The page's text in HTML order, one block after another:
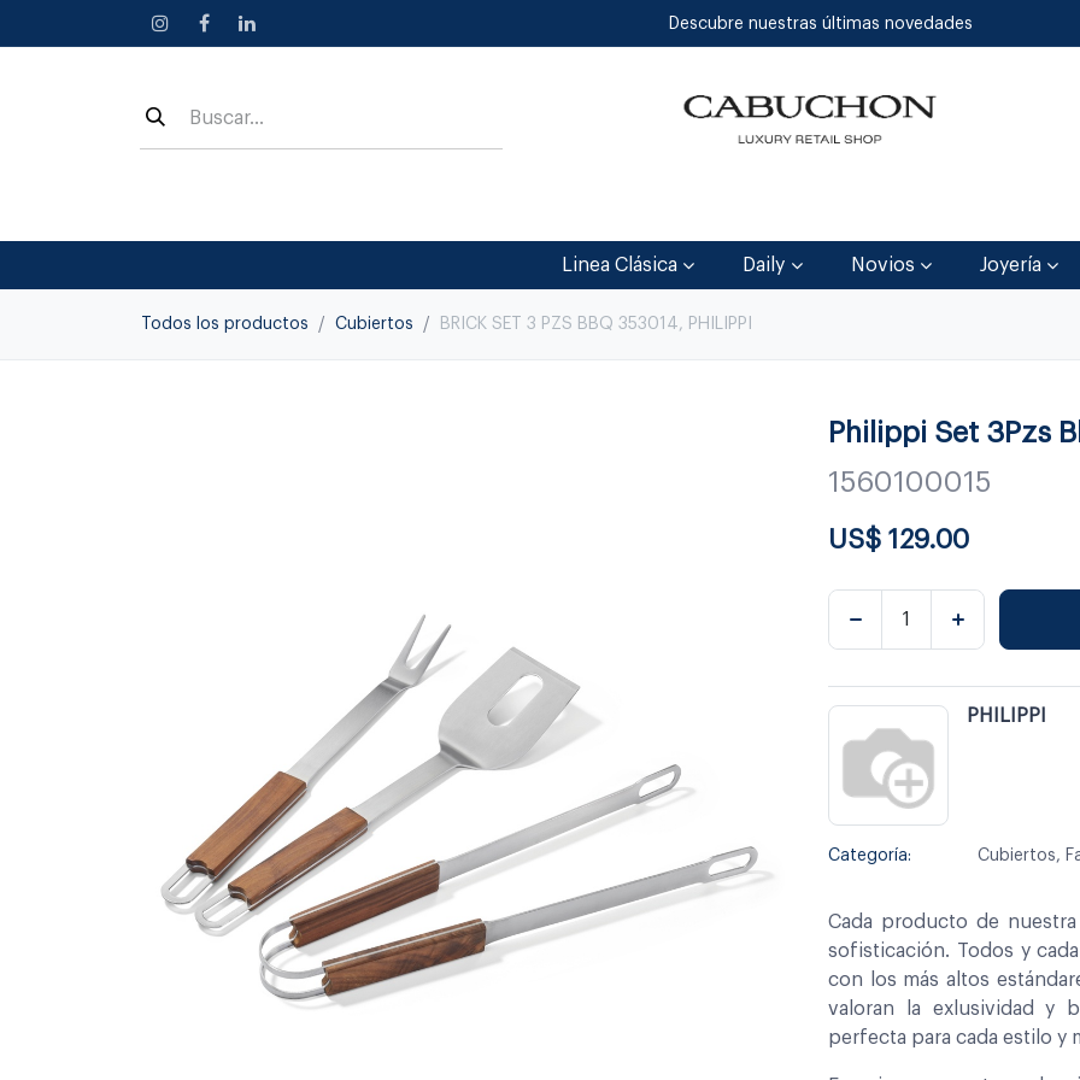
Descubre nuestras últimas novedades
Linea Clásica Daily Novios Joyería
Todos los productos Cubiertos BRICK SET 3 PZS BBQ 353014, PHILIPPI
Philippi Set 3Pzs
1560100015
US$ 129.00
PHILIPPI
Categoría: Cubiertos,
Cada producto de
sofisticación. Todos y
con los más altos
valoran la exlusividad y
perfecta para cada estilo y